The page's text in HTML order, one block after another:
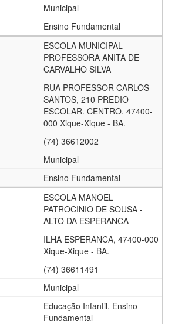
Municipal
Ensino Fundamental
ESCOLA MUNICIPAL
PROFESSORA ANITA DE
CARVALHO SILVA
RUA PROFESSOR CARLOS
SANTOS, 210 PREDIO
ESCOLAR. CENTRO. 47400-
000 Xique-Xique - BA.
(74) 36612002
Municipal
Ensino Fundamental
ESCOLA MANOEL
PATROCINIO DE SOUSA -
ALTO DA ESPERANCA
ILHA ESPERANCA, 47400-000
Xique-Xique - BA.
(74) 36611491
Municipal
Educação Infantil, Ensino
Fundamental